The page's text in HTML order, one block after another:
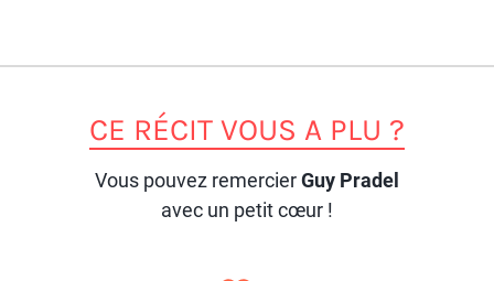
CE RÉCIT VOUS A PLU ?
Vous pouvez remercierGuy Pradel
avec un petit cœur !